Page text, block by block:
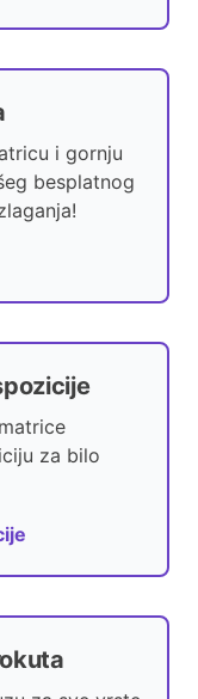
i gornju
besplatnog
za bilo